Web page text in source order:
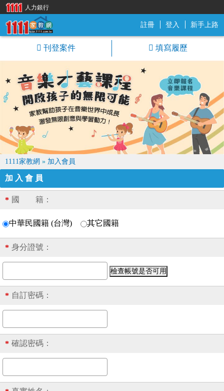
註冊 登入 新手上路
刊登案件 填寫履歷
1111家教網 » 加入會員
加入會員
* 國 籍：
中華民國籍 (台灣) 其它國籍
* 身分證號 ：
* 自訂密碼：
* 確認密碼：
人力銀行